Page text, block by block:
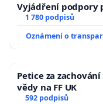
Vyjádření podpory
1 780 podpisů
Oznámení o
Petice za
vědy na FF UK
592 podpisů